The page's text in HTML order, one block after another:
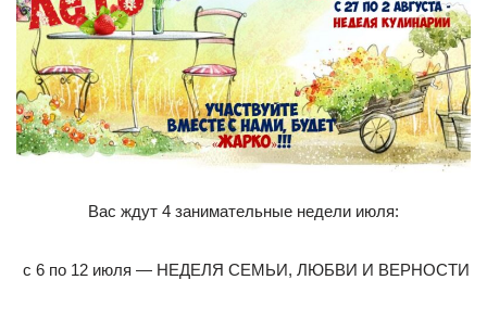
Вас ждут 4 занимательные недели июля:
с 6 по 12 июля — НЕДЕЛЯ СЕМЬИ, ЛЮБВИ И ВЕРНОСТИ